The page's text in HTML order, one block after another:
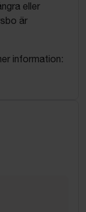
eller
är
information: